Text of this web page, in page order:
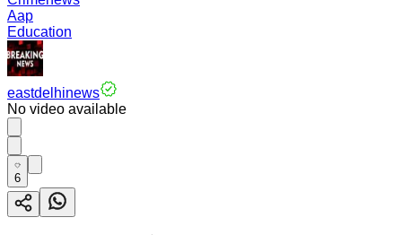
Aap
Education
eastdelhinews
No video available
6